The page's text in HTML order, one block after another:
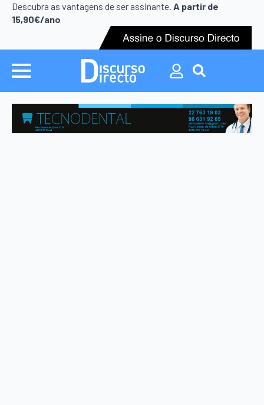
Descubra as vantagens de ser assinante. A partir de
15,90€/ano
Search
for: